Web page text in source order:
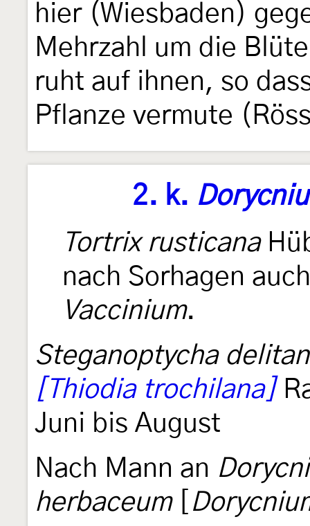
hier (Wiesbaden)
Mehrzahl um die
ruht auf ihnen, so
Pflanze vermute
2. k.
Tortrix rusticana
nach Sorhagen
Vaccinium.
Steganoptycha
[Thiodia trochilana]
Juni bis August
Nach Mann an
herbaceum[